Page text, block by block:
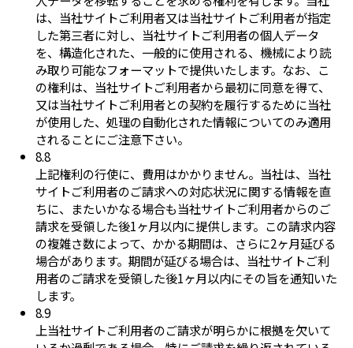
は、当社サイトご利用者又は当社サイトご利用者が指定
した第三者に対し、当社サイトご利用者の個人データ
を、構造化された、一般的に使用される、機械により読
み取り可能なフォーマットで提供いたします。なお、こ
の権利は、当社サイトご利用者から最初に同意を得て、
又は当社サイトご利用者との契約を履行するために当社
が使用した、処理の自動化された情報についてのみ適用
されることにご注意下さい。
8.8
上記権利の行使に、費用はかかりません。当社は、当社
サイトご利用者のご請求への対応状況に関する情報を直
ちに、またいかなる場合も当社サイトご利用者からのご
請求を受領した後1ヶ月以内に提供します。この請求内容
の複雑さ数によって、かかる期間は、さらに2ヶ月延びる
場合があります。期間が延びる場合は、当社サイトご利
用者のご請求を受領した後1ヶ月以内にその旨を通知いた
します。
8.9
上当社サイトご利用者のご請求が明らかに根拠を欠いて